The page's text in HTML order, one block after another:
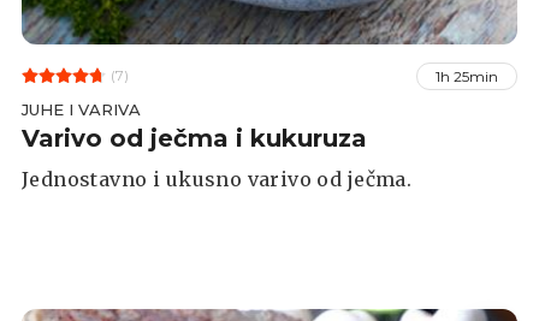
(7) 1h 25min
JUHE I VARIVA
Varivo od ječma i kukuruza
Jednostavno i ukusno varivo od ječma.